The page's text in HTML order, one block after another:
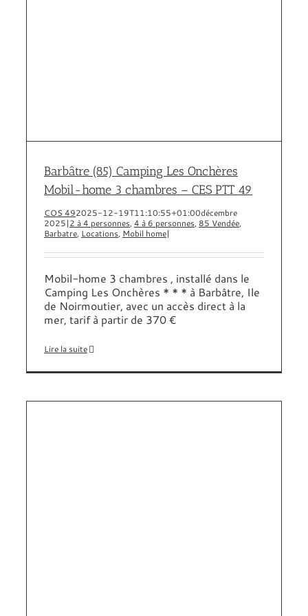
Barbâtre (85) Camping Les Onchères
Mobil-home 3 chambres – CES PTT 49
COS 492025-12-19T11:10:55+01:00décembre
2025|2 à 4 personnes, 4 à 6 personnes, 85 Vendée,
Barbatre, Locations, Mobil home|
Mobil-home 3 chambres , installé dans le
Camping Les Onchères * * * à Barbâtre, Ile
de Noirmoutier, avec un accès direct à la
mer, tarif à partir de 370 €
Lire la suite